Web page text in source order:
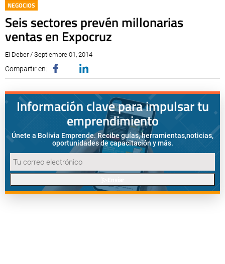
NEGOCIOS
Seis sectores prevén millonarias
ventas en Expocruz
El Deber / Septiembre 01, 2014
Compartir en:
Información clave para impulsar tu
emprendimiento
Únete a Bolivia Emprende. Recibe guías, herramientas,noticias,
oportunidades de capacitación y más.